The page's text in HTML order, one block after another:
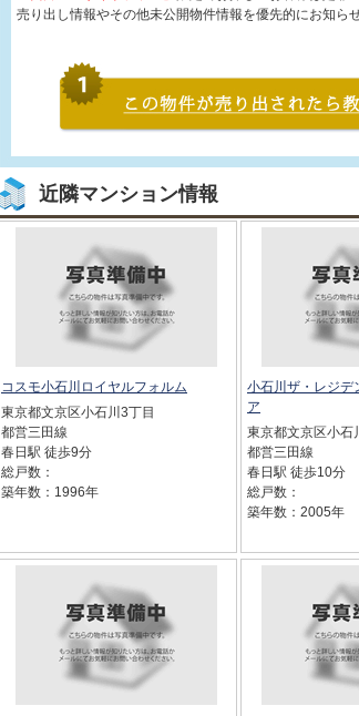
売り出し情報やその他未公開物件情報を優先的にお知ら
近隣マンション情報
コスモ小石川ロイヤルフォルム
東京都文京区小石川3丁目
都営三田線
春日駅 徒歩9分
総戸数：
築年数：1996年
小石川ザ・レジデ
ア
東京都文京区小石
都営三田線
春日駅 徒歩10分
総戸数：
築年数：2005年